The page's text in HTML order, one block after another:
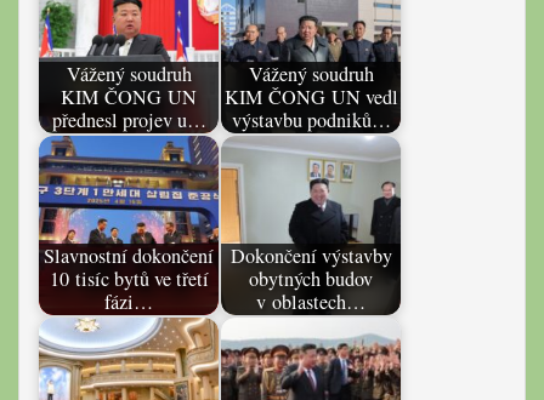
Vážený soudruh
KIM ČONG UN
přednesl projev u…
Vážený soudruh
KIM ČONG UN vedl
výstavbu podniků…
Slavnostní dokončení
10 tisíc bytů ve třetí
fázi…
Dokončení výstavby
obytných budov
v oblastech…